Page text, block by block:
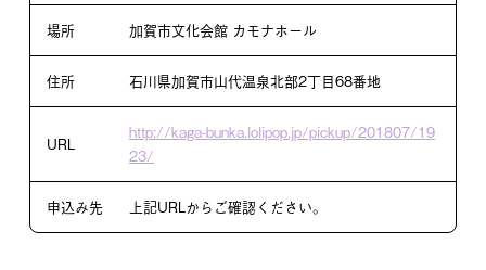
場所 加賀市文化会館 カモナホール
住所 石川県加賀市山代温泉北部2丁目68番地
URL
http://kaga-bunka.lolipop.jp/pickup/201807/19
23/
申込み先 上記URLからご確認ください。